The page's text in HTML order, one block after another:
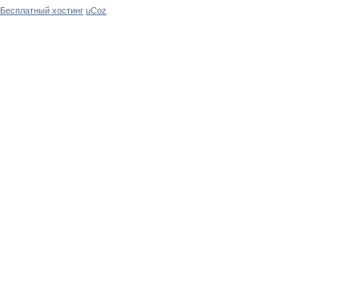
Бесплатный хостинг uCoz